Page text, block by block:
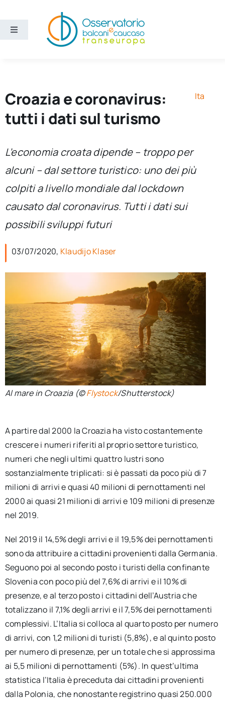
contenuto
Toggle
Ricerca e divulgazione
Sezioni
Chi siamo
per:
Croazia e coronavirus:
tutti i dati sul turismo
Ita
L’economia croata dipende – troppo per
alcuni – dal settore turistico: uno dei più
colpiti a livello mondiale dal lockdown
causato dal coronavirus. Tutti i dati sui
possibili sviluppi futuri
03/07/2020, Klaudijo Klaser
Al mare in Croazia (©Flystock/Shutterstock)
A partire dal 2000 la Croazia ha visto costantemente
crescere i numeri riferiti al proprio settore turistico,
numeri che negli ultimi quattro lustri sono
sostanzialmente triplicati: si è passati da poco più di 7
milioni di arrivi e quasi 40 milioni di pernottamenti nel
2000 ai quasi 21 milioni di arrivi e 109 milioni di presenze
nel 2019.
Nel 2019 il 14,5% degli arrivi e il 19,5% dei pernottamenti
sono da attribuire a cittadini provenienti dalla Germania.
Seguono poi al secondo posto i turisti della confinante
Slovenia con poco più del 7,6% di arrivi e il 10% di
presenze, e al terzo posto i cittadini dell’Austria che
totalizzano il 7,1% degli arrivi e il 7,5% dei pernottamenti
complessivi. L’Italia si colloca al quarto posto per numero
di arrivi, con 1,2 milioni di turisti (5,8%), e al quinto posto
per numero di presenze, per un totale che si approssima
ai 5,5 milioni di pernottamenti (5%). In quest’ultima
statistica l’Italia è preceduta dai cittadini provenienti
dalla Polonia, che nonostante registrino quasi 250.000